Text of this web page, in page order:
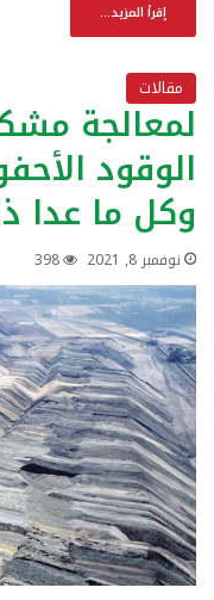
إقرأ المزيد...
مقالات
لمعالجة
الوقود
وكل ما عدا
نوفمبر 8, 2021 398